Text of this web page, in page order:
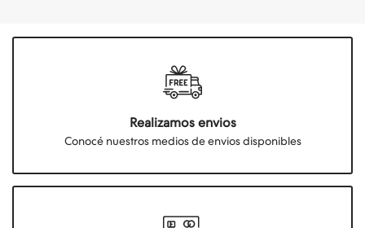
Realizamos envios
Conocé nuestros medios de envios disponibles